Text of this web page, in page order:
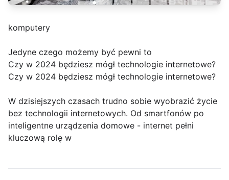
komputery
Jedyne czego możemy być pewni to
Czy w 2024 będziesz mógł technologie internetowe?
Czy w 2024 będziesz mógł technologie internetowe?
W dzisiejszych czasach trudno sobie wyobrazić życie
bez technologii internetowych. Od smartfonów po
inteligentne urządzenia domowe - internet pełni
kluczową rolę w